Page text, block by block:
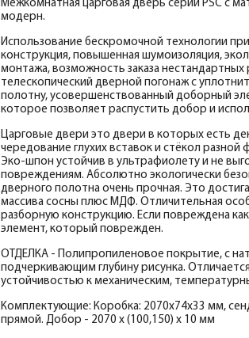
Межкомнатная царговая дверь серии PSC с
модерн.
Использование бескромочной технологии
конструкция, повышенная шумоизоляция,
монтажа, возможность заказа
телескопический дверной погонаж с
полотну, усовершенствованный доборный
которое позволяет распустить добор и
Царговые двери это двери в которых есть
чередование глухих вставок и стёкол
Эко-шпон устойчив в ультрафиолету и не
повреждениям. Абсолютно экологически
дверного полотна очень прочная. Это
массива сосны плюс МДФ. Отличительная
разборную конструкцию. Если повреждена
элемент, который поврежден.
ОТДЕЛКА - Полипропиленовое покрытие, с
подчеркивающим глубину рисунка.
устойчивостью к механическим,
Комплектующие: Коробка: 2070х74х33 мм,
прямой. Добор - 2070 х (100,150) х 10 мм